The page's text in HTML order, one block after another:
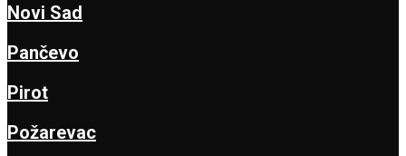
Novi Sad
Pančevo
Pirot
Požarevac